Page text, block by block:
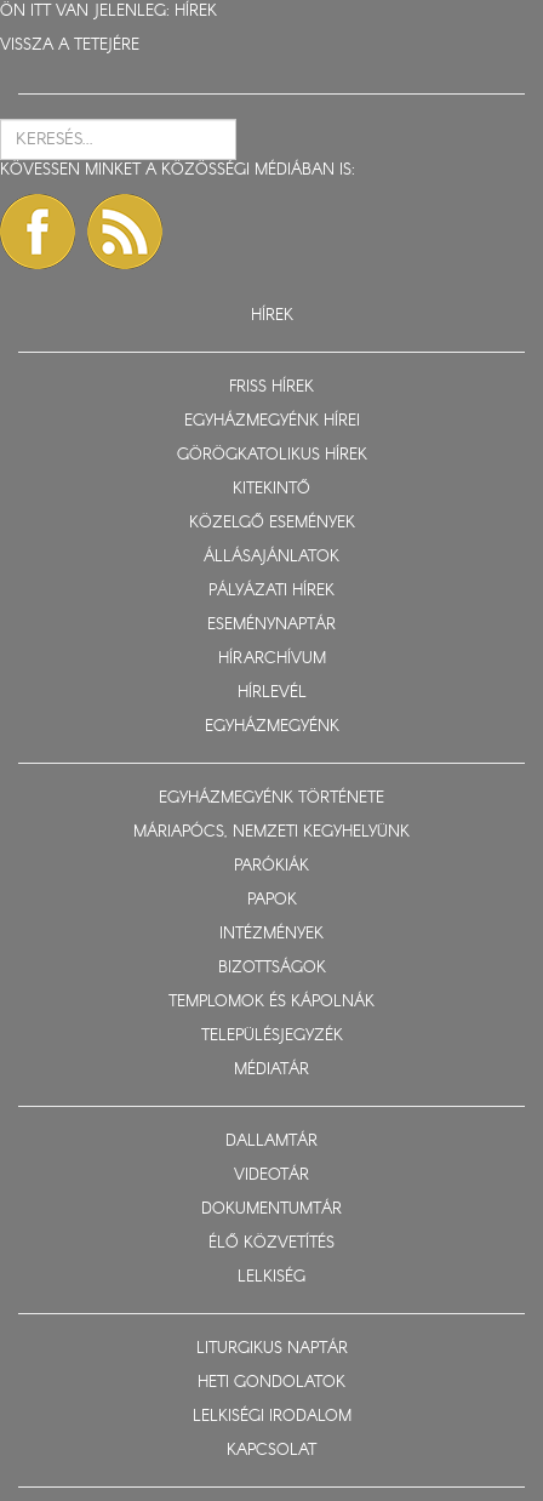
ÖN ITT VAN JELENLEG: HÍREK
VISSZA A TETEJÉRE
KÖVESSEN MINKET A KÖZÖSSÉGI MÉDIÁBAN IS:
HÍREK
FRISS HÍREK
EGYHÁZMEGYÉNK HÍREI
GÖRÖGKATOLIKUS HÍREK
KITEKINTŐ
KÖZELGŐ ESEMÉNYEK
ÁLLÁSAJÁNLATOK
PÁLYÁZATI HÍREK
ESEMÉNYNAPTÁR
HÍRARCHÍVUM
HÍRLEVÉL
EGYHÁZMEGYÉNK
EGYHÁZMEGYÉNK TÖRTÉNETE
MÁRIAPÓCS, NEMZETI KEGYHELYÜNK
PARÓKIÁK
PAPOK
INTÉZMÉNYEK
BIZOTTSÁGOK
TEMPLOMOK ÉS KÁPOLNÁK
TELEPÜLÉSJEGYZÉK
MÉDIATÁR
DALLAMTÁR
VIDEOTÁR
DOKUMENTUMTÁR
ÉLŐ KÖZVETÍTÉS
LELKISÉG
LITURGIKUS NAPTÁR
HETI GONDOLATOK
LELKISÉGI IRODALOM
KAPCSOLAT